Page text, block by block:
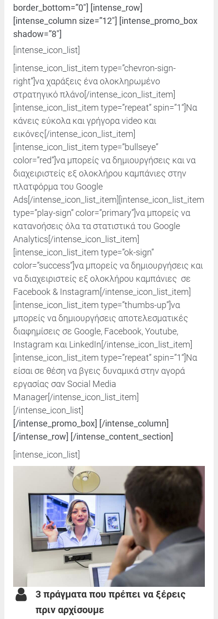
border_bottom=”0″] [intense_row]
[intense_column size=”12″] [intense_promo_box
shadow=”8″]
[intense_icon_list]
[intense_icon_list_item type=”chevron-sign-
right”]να χαράξεις ένα ολοκληρωμένο
στρατηγικό πλάνο[/intense_icon_list_item]
[intense_icon_list_item type=”repeat” spin=”1“]Nα
κάνεις εύκολα και γρήγορα video και
εικόνες [/intense_icon_list_item]
[intense_icon_list_item type=”bullseye”
color=”red”]να μπορείς να δημιουργήσεις και να
διαχειριστείς εξ ολοκλήρου καμπάνιες στην
πλατφόρμα του Google
Ads [/intense_icon_list_item] [intense_icon_list_item
type=”play-sign” color=”primary”]να μπορείς να
κατανοήσεις όλα τα στατιστικά του Google
Analytics [/intense_icon_list_item]
[intense_icon_list_item type=”ok-sign”
color=”success”]να μπορείς να δημιουργήσεις και
να διαχειριστείς εξ ολοκλήρου καμπάνιες σε
Facebook & Instagram [/intense_icon_list_item]
[intense_icon_list_item type=”thumbs-up”]να
μπορείς να δημιουργήσεις αποτελεσματικές
διαφημίσεις σε Google, Facebook, Youtube,
Instagram και LinkedIn [/intense_icon_list_item]
[intense_icon_list_item type=”repeat” spin=”1“]Nα
είσαι σε θέση να βγεις δυναμικά στην αγορά
εργασίας σαν Social Media
Manager[/intense_icon_list_item]
[/intense_icon_list]
[/intense_promo_box] [/intense_column]
[/intense_row] [/intense_content_section]
[intense_icon_list]
3 πράγματα που πρέπει να ξέρεις
πριν αρχίσουμε